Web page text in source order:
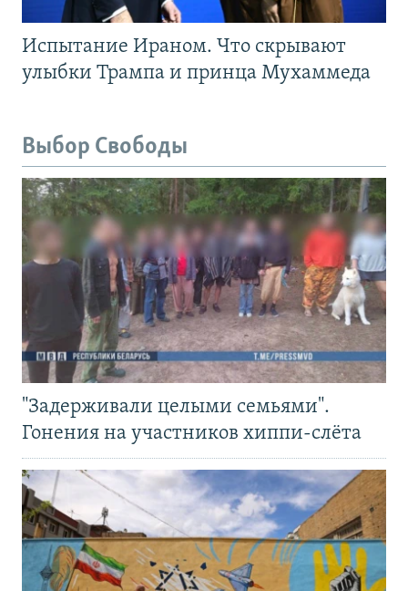
Испытание Ираном. Что скрывают
улыбки Трампа и принца Мухаммеда
Выбор Свободы
"Задерживали целыми семьями".
Гонения на участников хиппи-слёта